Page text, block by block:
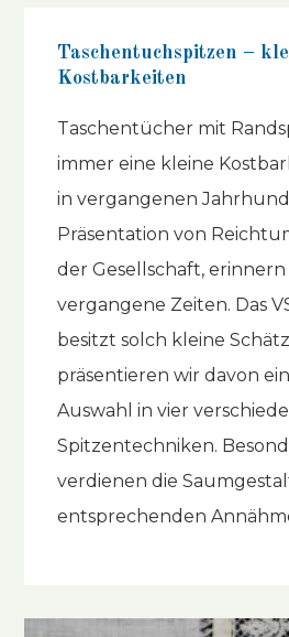
Taschentuchspitzen –
Kostbarkeiten
Taschentücher mit
immer eine kleine
in vergangenen
Präsentation von
der Gesellschaft,
vergangene Zeiten. Das
besitzt solch kleine
präsentieren wir davon
Auswahl in vier
Spitzentechniken.
verdienen die
entsprechenden